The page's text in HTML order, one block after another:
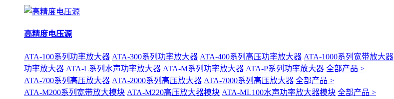
高精度电压源
ATA-100系列功率放大器 ATA-300系列功率放大器 ATA-400系列高压功率放大器 ATA-1000系列宽带放大器
功率放大器 ATA-L系列水声功率放大器 ATA-M系列功率放大器 ATA-P系列功率放大器 全部产品 >
ATA-700系列高压放大器 ATA-2000系列高压放大器 ATA-7000系列高压放大器 全部产品 >
ATA-M200系列宽带放大模块 ATA-M220高压放大器模块 ATA-ML100水声功率放大器模块 全部产品 >